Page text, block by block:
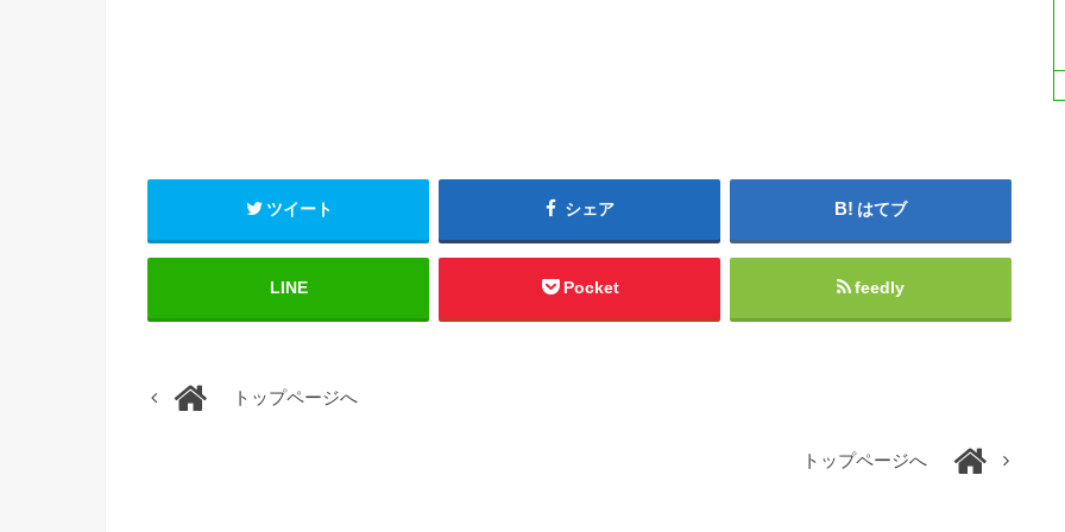
ツイート シェア はてブ
LINE Pocket feedly
トップページへ
トップページへ